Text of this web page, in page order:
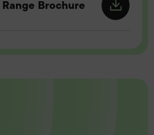
Range Brochure